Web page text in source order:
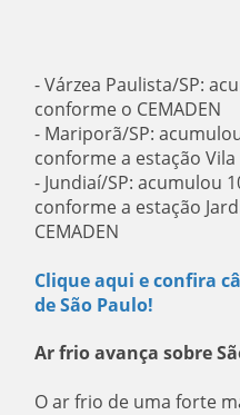
- Várzea Paulista/SP:
conforme o CEMADEN
- Mariporã/SP:
conforme a estação Vila
- Jundiaí/SP: acumulou
conforme a estação
CEMADEN
Clique aqui e confira
de São Paulo!
Ar frio avança sobre
O ar frio de uma forte